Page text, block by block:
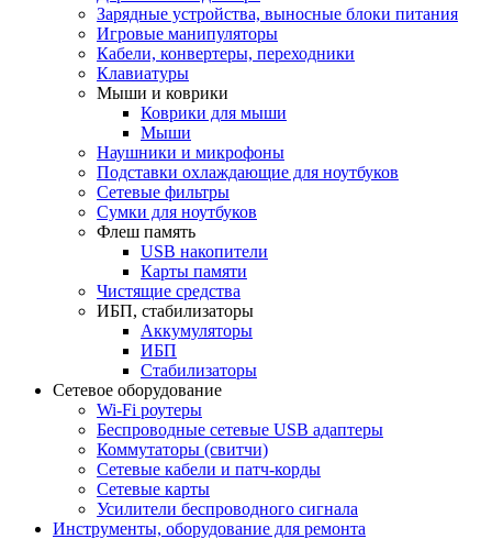
Зарядные устройства, выносные блоки питания
Игровые манипуляторы
Кабели, конвертеры, переходники
Клавиатуры
Мыши и коврики
Коврики для мыши
Мыши
Наушники и микрофоны
Подставки охлаждающие для ноутбуков
Сетевые фильтры
Сумки для ноутбуков
Флеш память
USB накопители
Карты памяти
Чистящие средства
ИБП, стабилизаторы
Аккумуляторы
ИБП
Стабилизаторы
Сетевое оборудование
Wi-Fi роутеры
Беспроводные сетевые USB адаптеры
Коммутаторы (свитчи)
Сетевые кабели и патч-корды
Сетевые карты
Усилители беспроводного сигнала
Инструменты, оборудование для ремонта